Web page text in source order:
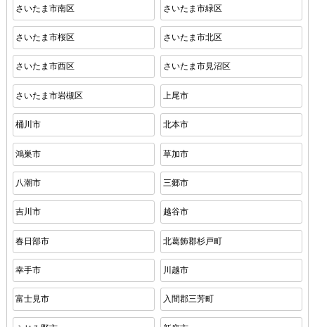
さいたま市南区 さいたま市緑区
さいたま市桜区 さいたま市北区
さいたま市西区 さいたま市見沼区
さいたま市岩槻区 上尾市
桶川市 北本市
鴻巣市 草加市
八潮市 三郷市
吉川市 越谷市
春日部市 北葛飾郡杉戸町
幸手市 川越市
富士見市 入間郡三芳町